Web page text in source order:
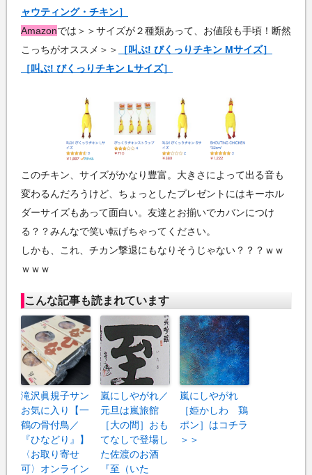
ャウティング・チキン］
Amazonでは＞＞サイズが２種類あって、お値段も手頃！断然
こっちがオススメ＞＞
［叫ぶ! びくっりチキン Mサイズ］
［叫ぶ! びくっりチキン Lサイズ］
このチキン、サイズがかなり豊富。大きさによって出る音も
変わるんだろうけど、ちょっとしたプレゼントにはキーホル
ダーサイズもあって面白い。友達とお揃いでカバンにつけ
る？？みんなで笑い転げちゃってください。
しかも、これ、チカン撃退にもなりそうじゃない？？？ｗｗ
ｗｗｗ
こんな記事も読まれています
滝沢眞規子サン
お気に入り【一
鶴の骨付鳥／
『ひなどり』】
〈お取り寄せ
可〉オンライン
嵐にしやがれ／
元旦は嵐旅館
［大の間］おも
てなしで登場し
た佐渡のお酒
『至（いた
嵐にしやがれ
［姫かしわ 鶏
ポン］はコチラ
＞＞